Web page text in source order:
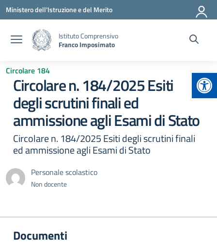
Vai ai contenuti
Vai al menu di navigazione
Vai al footer
Ministero dell'Istruzione e del Merito
Istituto Comprensivo
Franco Imposimato
Circolare 184
Circolare n. 184/2025 Esiti
degli scrutini finali ed
ammissione agli Esami di Stato
Circolare n. 184/2025 Esiti degli scrutini finali
ed ammissione agli Esami di Stato
Personale scolastico
Non docente
Documenti